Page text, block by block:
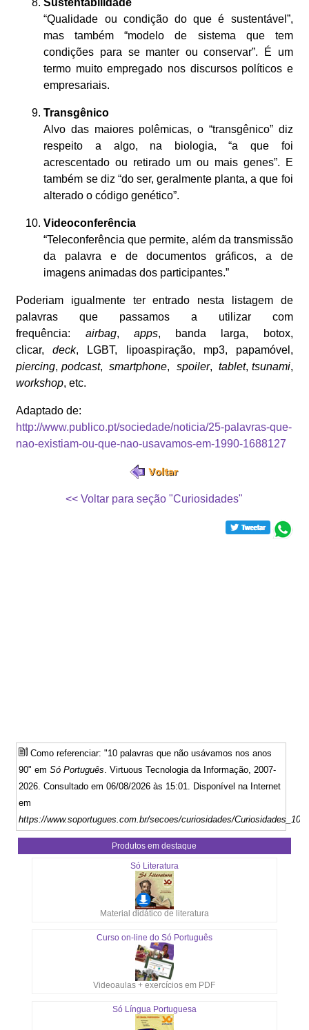
Sustentabilidade
“Qualidade ou condição do que é sustentável”,
mas também “modelo de sistema que tem
condições para se manter ou conservar”. É um
termo muito empregado nos discursos políticos e
empresariais.
Transgênico
Alvo das maiores polêmicas, o “transgênico” diz
respeito a algo, na biologia, “a que foi
acrescentado ou retirado um ou mais genes”. E
também se diz “do ser, geralmente planta, a que foi
alterado o código genético”.
Videoconferência
“Teleconferência que permite, além da transmissão
da palavra e de documentos gráficos, a de
imagens animadas dos participantes.”
Poderiam igualmente ter entrado nesta listagem de
palavras que passamos a utilizar com
frequência: airbag, apps, banda larga, botox,
clicar,deck, LGBT, lipoaspiração, mp3, papamóvel,
piercing,podcast,smartphone, spoiler, tablet, tsunami,
workshop, etc.
Adaptado de:
http://www.publico.pt/sociedade/noticia/25-palavras-que-
nao-existiam-ou-que-nao-usavamos-em-1990-1688127
<< Voltar para seção "Curiosidades"
Como referenciar: "10 palavras que não usávamos nos anos
90" emSó Português. Virtuous Tecnologia da Informação, 2007-
2026. Consultado em 06/08/2026 às 15:01. Disponível na Internet
em
https://www.soportugues.com.br/secoes/curiosidades/
Produtos em destaque
Só Literatura
Material didático de literatura
Curso on-line do Só Português
Videoaulas + exercícios em PDF
Só Língua Portuguesa